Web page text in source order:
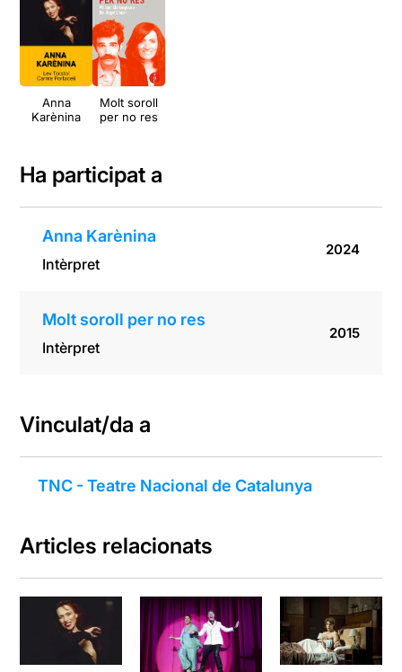
Anna
Karènina
Molt soroll
per no res
Ha participat a
Anna Karènina
Intèrpret
2024
Molt soroll per no res
Intèrpret
2015
Vinculat/da a
TNC - Teatre Nacional de Catalunya
Articles relacionats